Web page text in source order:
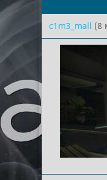
c1m3_mall (8